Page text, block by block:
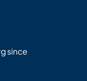
since